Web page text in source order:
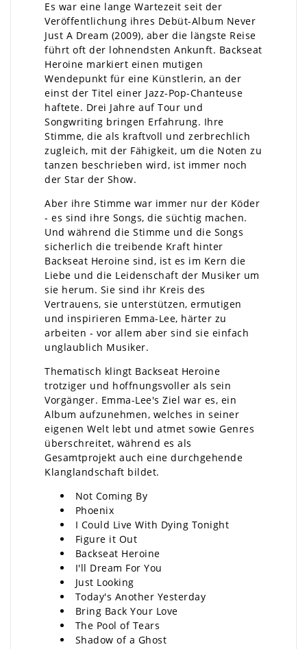
Es war eine lange Wartezeit seit der
Veröffentlichung ihres Debüt-Album Never
Just A Dream (2009), aber die längste Reise
führt oft der lohnendsten Ankunft. Backseat
Heroine markiert einen mutigen
Wendepunkt für eine Künstlerin, an der
einst der Titel einer Jazz-Pop-Chanteuse
haftete. Drei Jahre auf Tour und
Songwriting bringen Erfahrung. Ihre
Stimme, die als kraftvoll und zerbrechlich
zugleich, mit der Fähigkeit, um die Noten zu
tanzen beschrieben wird, ist immer noch
der Star der Show.
Aber ihre Stimme war immer nur der Köder
- es sind ihre Songs, die süchtig machen.
Und während die Stimme und die Songs
sicherlich die treibende Kraft hinter
Backseat Heroine sind, ist es im Kern die
Liebe und die Leidenschaft der Musiker um
sie herum. Sie sind ihr Kreis des
Vertrauens, sie unterstützen, ermutigen
und inspirieren Emma-Lee, härter zu
arbeiten - vor allem aber sind sie einfach
unglaublich Musiker.
Thematisch klingt Backseat Heroine
trotziger und hoffnungsvoller als sein
Vorgänger. Emma-Lee's Ziel war es, ein
Album aufzunehmen, welches in seiner
eigenen Welt lebt und atmet sowie Genres
überschreitet, während es als
Gesamtprojekt auch eine durchgehende
Klanglandschaft bildet.
Not Coming By
Phoenix
I Could Live With Dying Tonight
Figure it Out
Backseat Heroine
I'll Dream For You
Just Looking
Today's Another Yesterday
Bring Back Your Love
The Pool of Tears
Shadow of a Ghost